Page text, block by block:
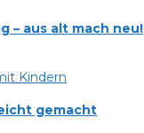
– aus alt mach neu!
gemacht